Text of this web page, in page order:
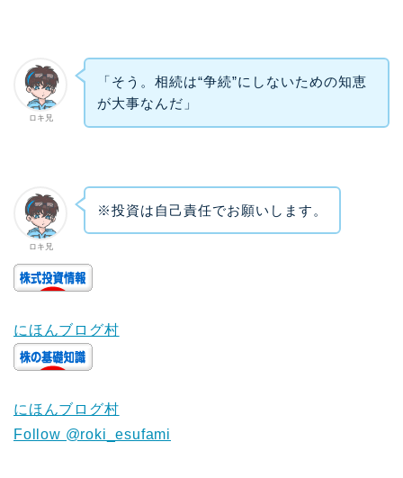
ロキ兄
「そう。相続は“争続”にしないための知恵
が大事なんだ」
ロキ兄
※投資は自己責任でお願いします。
にほんブログ村
にほんブログ村
Follow @roki_esufami